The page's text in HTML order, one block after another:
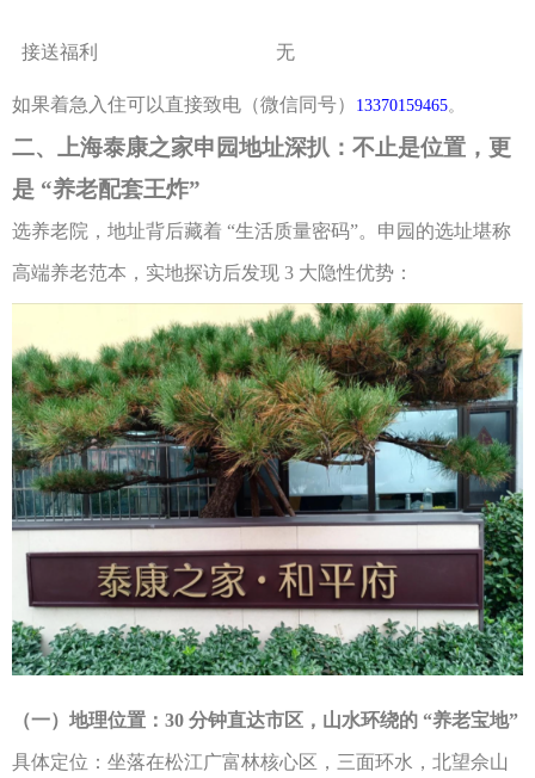
接送福利 无
如果着急入住可以直接致电 （微信同号） 13370159465。
二、上海泰康之家申园地址深扒：不止是位置，更
是 “养老配套王炸”
选养老院，地址背后藏着 “生活质量密码”。申园的选址堪称
高端养老范本，实地探访后发现 3 大隐性优势：
（一）地理位置： 30 分钟直达市区，山水环绕的 “养老宝地”
具体定位：坐落在松江广富林核心区，三面环水，北望佘山